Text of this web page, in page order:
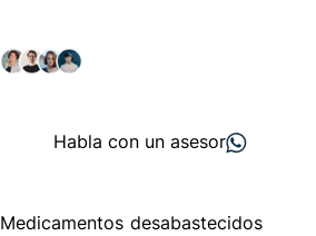
Habla con un asesor
Medicamentos desabastecidos